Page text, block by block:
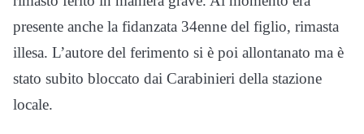
presente anche la fidanzata 34enne del figlio, rimasta
illesa. L’autore del ferimento si è poi allontanato ma è
stato subito bloccato dai Carabinieri della stazione
locale.